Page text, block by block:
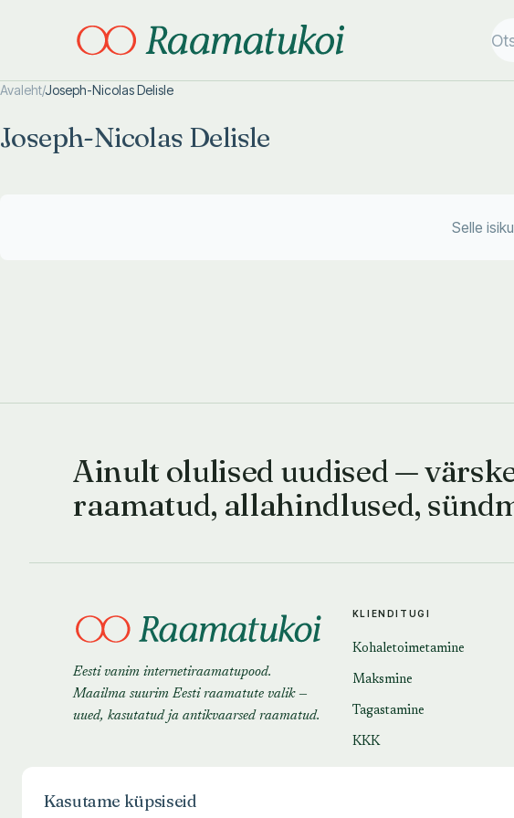
Avaleht/Joseph-Nicolas Delisle
Joseph-Nicolas Delisle
Selle
Ainult olulised uudised —
raamatud, allahindlused,
Eesti vanim internetiraamatupood.
Maailma suurim Eesti raamatute valik —
uued, kasutatud ja antikvaarsed raamatud.
KLIENDITUGI
Kohaletoimetamine
Maksmine
Tagastamine
KKK
Kasutame küpsiseid